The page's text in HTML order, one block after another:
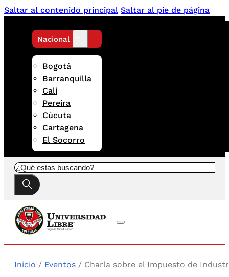
Saltar al contenido principal Saltar al pie de página
Nacional
Bogotá
Barranquilla
Cali
Pereira
Cúcuta
Cartagena
El Socorro
Buscar
Inicio / Eventos / Charla sobre el Impuesto de